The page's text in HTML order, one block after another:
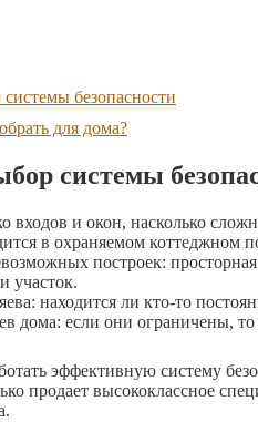
безопасности
для дома?
системы
входов и окон, насколько
в охраняемом коттеджном
построек:
участок.
находится ли кто-то
дома: если они ограничены,
эффективную систему
продает высококлассное